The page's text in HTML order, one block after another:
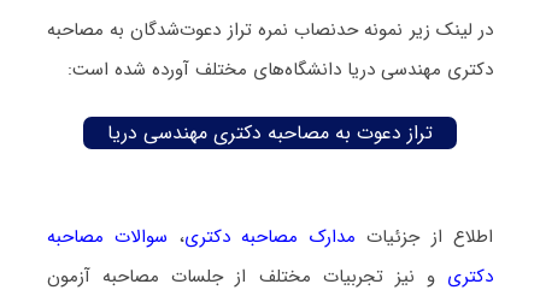
در لینک زیر نمونه حدنصاب نمره تراز دعوت‌شدگان به مصاحبه
دکتری مهندسی دریا دانشگاه‌های مختلف آورده شده است:
تراز دعوت به مصاحبه دکتری مهندسی دریا
اطلاع از جزئیات مدارک مصاحبه دکتری، سوالات مصاحبه
دکتری و نیز تجربیات مختلف از جلسات مصاحبه آزمون